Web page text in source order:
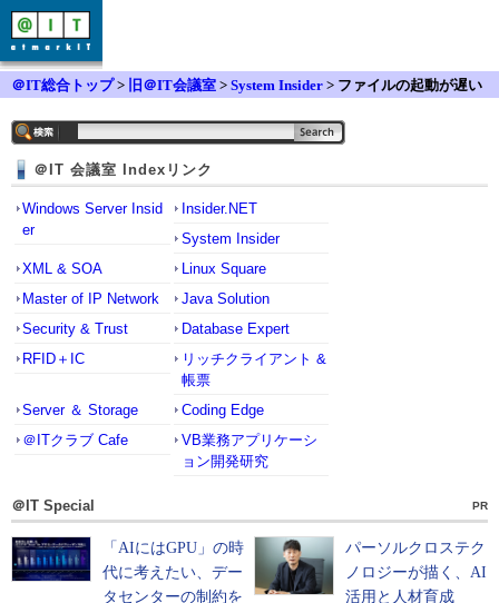
＠IT総合トップ> 旧＠IT会議室 > System Insider > ファイルの起動が遅い
＠IT 会議室 Indexリンク
Windows Server Insid
er
Insider.NET
System Insider
XML & SOA
Linux Square
Master of IP Network
Java Solution
Security & Trust
Database Expert
RFID＋IC
リッチクライアント &
帳票
Server ＆ Storage
Coding Edge
＠ITクラブ Cafe
VB業務アプリケーシ
ョン開発研究
＠IT Special PR